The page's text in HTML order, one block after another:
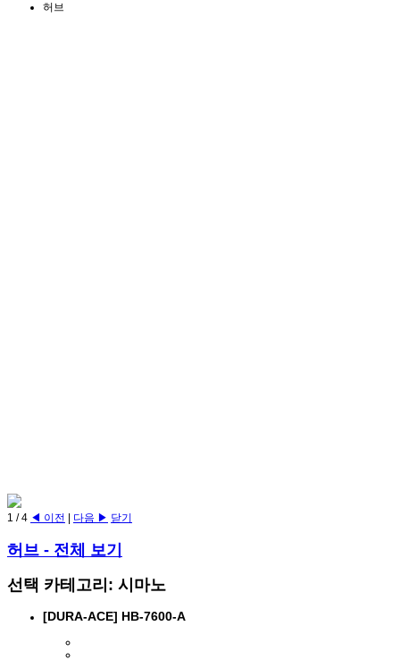
허브
1 /4 ◀ 이전 다음 ▶ 닫기
허브 - 전체 보기
선택 카테고리: 시마노
[DURA-ACE] HB-7600-A